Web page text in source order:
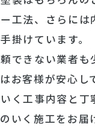
工法、さらには
掛けています。
できない業者も
お客様が安心し
く工事内容と丁
いく施工をお届